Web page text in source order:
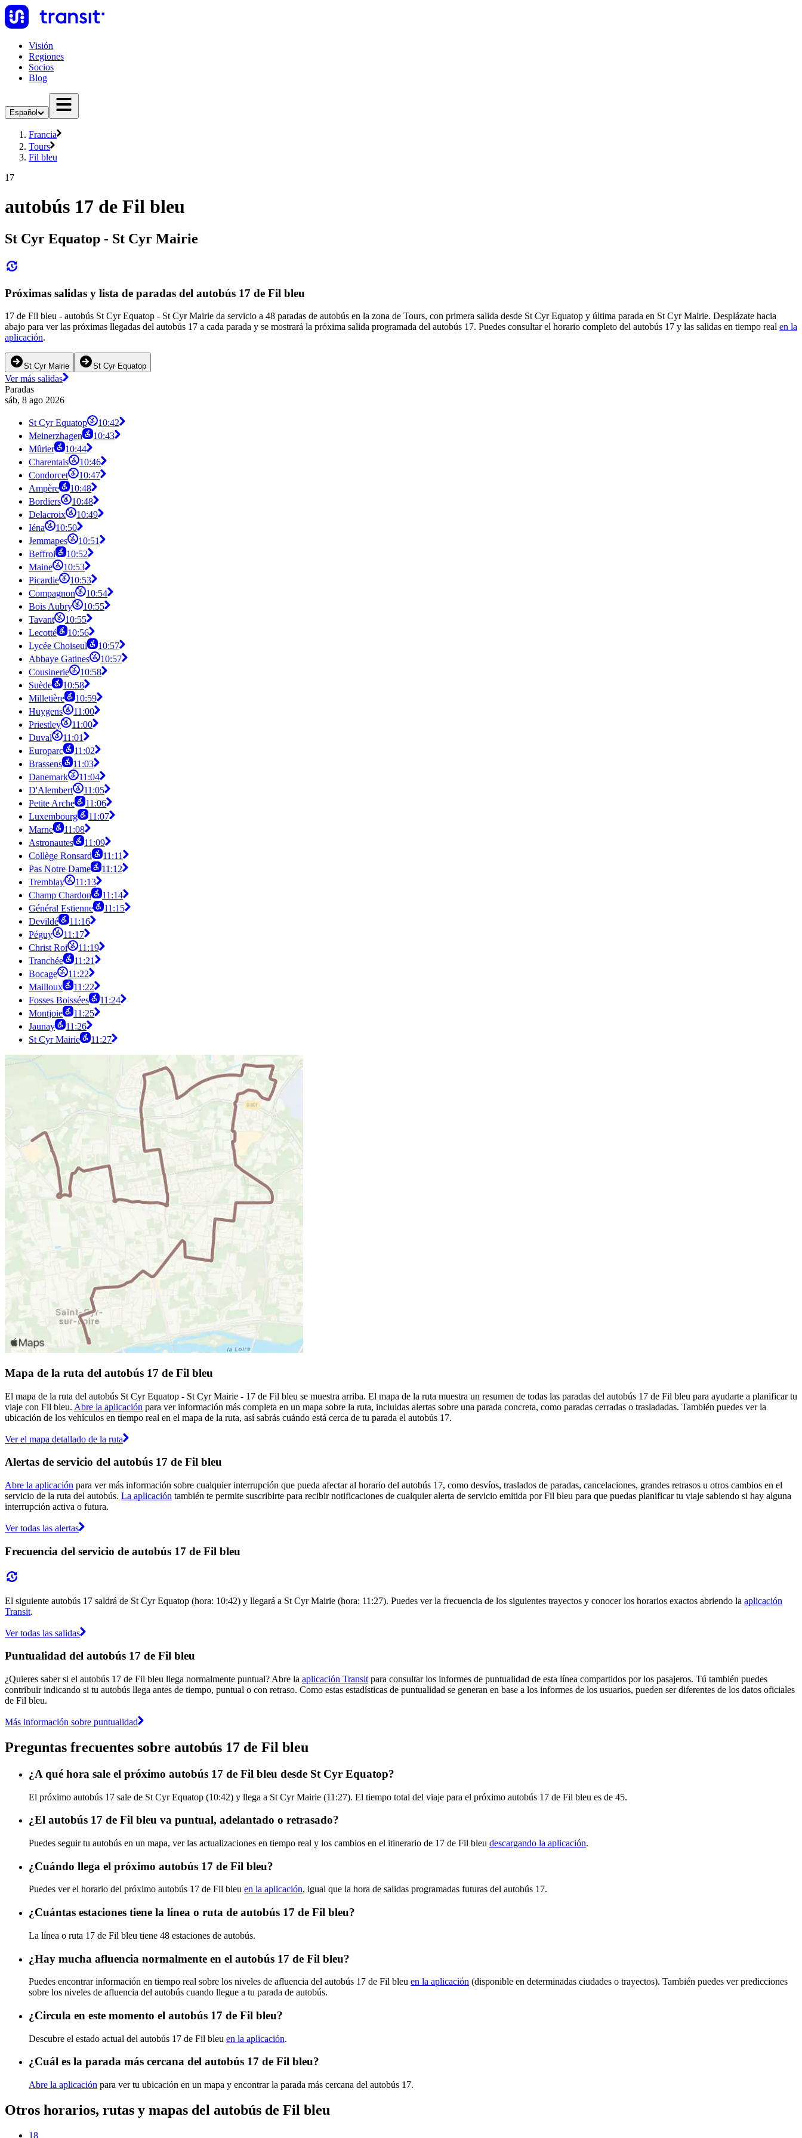
Visión
Regiones
Socios
Blog
Español
Francia
Tours
Fil bleu
17
autobús 17 de Fil bleu
St Cyr Equatop - St Cyr Mairie
Próximas salidas y lista de paradas del autobús 17 de Fil bleu
17 de Fil bleu - autobús St Cyr Equatop - St Cyr Mairie da servicio a 48 paradas de autobús en la zona de Tours, con primera salida desde St Cyr Equatop y última parada en St Cyr Mairie. Desplázate hacia
abajo para ver las próximas llegadas del autobús 17 a cada parada y se mostrará la próxima salida programada del autobús 17. Puedes consultar el horario completo del autobús 17 y las salidas en tiempo real en la
aplicación.
St Cyr Mairie St Cyr Equatop
Ver más salidas
Paradas
sáb, 8 ago 2026
St Cyr Equatop
10:42
Meinerzhagen
10:43
Mûrier
10:44
Charentais
10:46
Condorcet
10:47
Ampère
10:48
Bordiers
10:48
Delacroix
10:49
Iéna
10:50
Jemmapes
10:51
Beffroi
10:52
Maine
10:53
Picardie
10:53
Compagnon
10:54
Bois Aubry
10:55
Tavant
10:55
Lecotté
10:56
Lycée Choiseul
10:57
Abbaye Gatines
10:57
Cousinerie
10:58
Suède
10:58
Milletière
10:59
Huygens
11:00
Priestley
11:00
Duval
11:01
Europarc
11:02
Brassens
11:03
Danemark
11:04
D'Alembert
11:05
Petite Arche
11:06
Luxembourg
11:07
Marne
11:08
Astronautes
11:09
Collège Ronsard
11:11
Pas Notre Dame
11:12
Tremblay
11:13
Champ Chardon
11:14
Général Estienne
11:15
Devildé
11:16
Péguy
11:17
Christ Roi
11:19
Tranchée
11:21
Bocage
11:22
Mailloux
11:22
Fosses Boissées
11:24
Montjoie
11:25
Jaunay
11:26
St Cyr Mairie
11:27
Mapa de la ruta del autobús 17 de Fil bleu
El mapa de la ruta del autobús St Cyr Equatop - St Cyr Mairie - 17 de Fil bleu se muestra arriba. El mapa de la ruta muestra un resumen de todas las paradas del autobús 17 de Fil bleu para ayudarte a planificar tu
viaje con Fil bleu. Abre la aplicación para ver información más completa en un mapa sobre la ruta, incluidas alertas sobre una parada concreta, como paradas cerradas o trasladadas. También puedes ver la
ubicación de los vehículos en tiempo real en el mapa de la ruta, así sabrás cuándo está cerca de tu parada el autobús 17.
Ver el mapa detallado de la ruta
Alertas de servicio del autobús 17 de Fil bleu
Abre la aplicación para ver más información sobre cualquier interrupción que pueda afectar al horario del autobús 17, como desvíos, traslados de paradas, cancelaciones, grandes retrasos u otros cambios en el
servicio de la ruta del autobús. La aplicación también te permite suscribirte para recibir notificaciones de cualquier alerta de servicio emitida por Fil bleu para que puedas planificar tu viaje sabiendo si hay alguna
interrupción activa o futura.
Ver todas las alertas
Frecuencia del servicio de autobús 17 de Fil bleu
El siguiente autobús 17 saldrá de St Cyr Equatop (hora: 10:42) y llegará a St Cyr Mairie (hora: 11:27). Puedes ver la frecuencia de los siguientes trayectos y conocer los horarios exactos abriendo la aplicación
Transit.
Ver todas las salidas
Puntualidad del autobús 17 de Fil bleu
¿Quieres saber si el autobús 17 de Fil bleu llega normalmente puntual? Abre la aplicación Transit para consultar los informes de puntualidad de esta línea compartidos por los pasajeros. Tú también puedes
contribuir indicando si tu autobús llega antes de tiempo, puntual o con retraso. Como estas estadísticas de puntualidad se generan en base a los informes de los usuarios, pueden ser diferentes de los datos oficiales
de Fil bleu.
Más información sobre puntualidad
Preguntas frecuentes sobre autobús 17 de Fil bleu
¿A qué hora sale el próximo autobús 17 de Fil bleu desde St Cyr Equatop?
El próximo autobús 17 sale de St Cyr Equatop (10:42) y llega a St Cyr Mairie (11:27). El tiempo total del viaje para el próximo autobús 17 de Fil bleu es de 45.
¿El autobús 17 de Fil bleu va puntual, adelantado o retrasado?
Puedes seguir tu autobús en un mapa, ver las actualizaciones en tiempo real y los cambios en el itinerario de 17 de Fil bleu descargando la aplicación.
¿Cuándo llega el próximo autobús 17 de Fil bleu?
Puedes ver el horario del próximo autobús 17 de Fil bleu en la aplicación, igual que la hora de salidas programadas futuras del autobús 17.
¿Cuántas estaciones tiene la línea o ruta de autobús 17 de Fil bleu?
La línea o ruta 17 de Fil bleu tiene 48 estaciones de autobús.
¿Hay mucha afluencia normalmente en el autobús 17 de Fil bleu?
Puedes encontrar información en tiempo real sobre los niveles de afluencia del autobús 17 de Fil bleu en la aplicación (disponible en determinadas ciudades o trayectos). También puedes ver predicciones
sobre los niveles de afluencia del autobús cuando llegue a tu parada de autobús.
¿Circula en este momento el autobús 17 de Fil bleu?
Descubre el estado actual del autobús 17 de Fil bleu en la aplicación.
¿Cuál es la parada más cercana del autobús 17 de Fil bleu?
Abre la aplicación para ver tu ubicación en un mapa y encontrar la parada más cercana del autobús 17.
Otros horarios, rutas y mapas del autobús de Fil bleu
18